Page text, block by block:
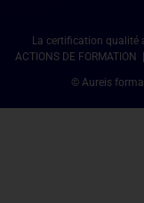
La certification qualité
ACTIONS DE FORMATION
© Aureis